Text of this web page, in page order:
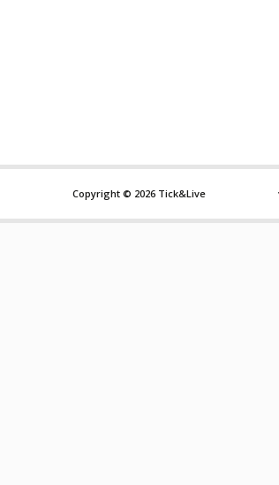
Copyright © 2026 Tick&Live